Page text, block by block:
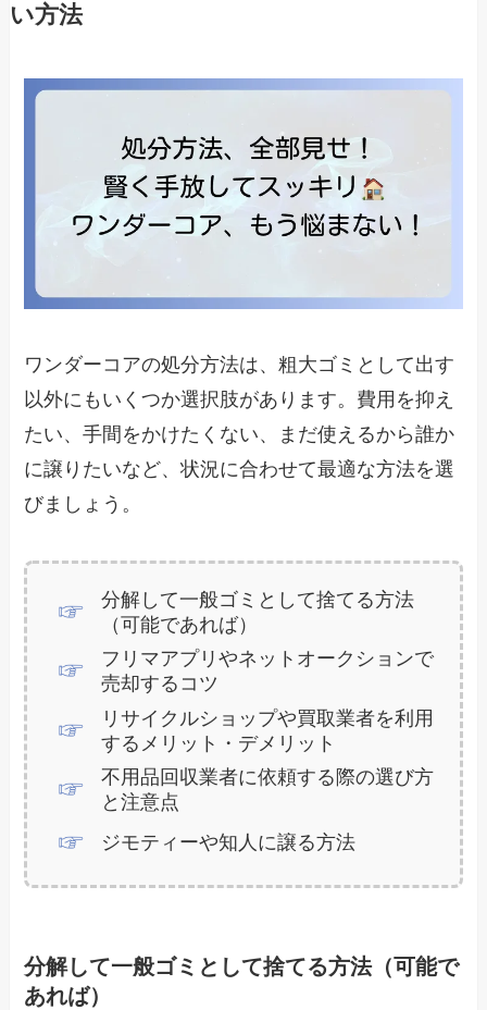
い方法
ワンダーコアの処分方法は、粗大ゴミとして出す
以外にもいくつか選択肢があります。費用を抑え
たい、手間をかけたくない、まだ使えるから誰か
に譲りたいなど、状況に合わせて最適な方法を選
びましょう。
分解して一般ゴミとして捨てる方法
（可能であれば）
フリマアプリやネットオークションで
売却するコツ
リサイクルショップや買取業者を利用
するメリット・デメリット
不用品回収業者に依頼する際の選び方
と注意点
ジモティーや知人に譲る方法
分解して一般ゴミとして捨てる方法（可能で
あれば）